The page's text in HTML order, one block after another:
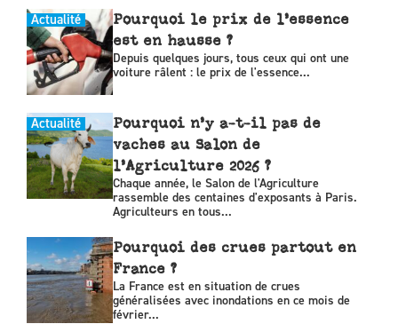
Actualité
Pourquoi le prix de l’essence
est en hausse ?
Depuis quelques jours, tous ceux qui ont une
voiture râlent : le prix de l'essence...
Actualité
Pourquoi n’y a-t-il pas de
vaches au Salon de
l’Agriculture 2026 ?
Chaque année, le Salon de l'Agriculture
rassemble des centaines d'exposants à Paris.
Agriculteurs en tous...
Pourquoi des crues partout en
France ?
La France est en situation de crues
généralisées avec inondations en ce mois de
février...